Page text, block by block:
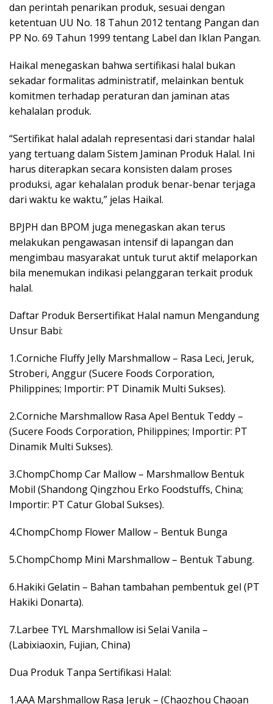
dan perintah penarikan produk, sesuai dengan
ketentuan UU No. 18 Tahun 2012 tentang Pangan dan
PP No. 69 Tahun 1999 tentang Label dan Iklan Pangan.
Haikal menegaskan bahwa sertifikasi halal bukan
sekadar formalitas administratif, melainkan bentuk
komitmen terhadap peraturan dan jaminan atas
kehalalan produk.
“Sertifikat halal adalah representasi dari standar halal
yang tertuang dalam Sistem Jaminan Produk Halal. Ini
harus diterapkan secara konsisten dalam proses
produksi, agar kehalalan produk benar-benar terjaga
dari waktu ke waktu,” jelas Haikal.
BPJPH dan BPOM juga menegaskan akan terus
melakukan pengawasan intensif di lapangan dan
mengimbau masyarakat untuk turut aktif melaporkan
bila menemukan indikasi pelanggaran terkait produk
halal.
Daftar Produk Bersertifikat Halal namun Mengandung
Unsur Babi:
1.Corniche Fluffy Jelly Marshmallow – Rasa Leci, Jeruk,
Stroberi, Anggur (Sucere Foods Corporation,
Philippines; Importir: PT Dinamik Multi Sukses).
2.Corniche Marshmallow Rasa Apel Bentuk Teddy –
(Sucere Foods Corporation, Philippines; Importir: PT
Dinamik Multi Sukses).
3.ChompChomp Car Mallow – Marshmallow Bentuk
Mobil (Shandong Qingzhou Erko Foodstuffs, China;
Importir: PT Catur Global Sukses).
4.ChompChomp Flower Mallow – Bentuk Bunga
5.ChompChomp Mini Marshmallow – Bentuk Tabung.
6.Hakiki Gelatin – Bahan tambahan pembentuk gel (PT
Hakiki Donarta).
7.Larbee TYL Marshmallow isi Selai Vanila –
(Labixiaoxin, Fujian, China)
Dua Produk Tanpa Sertifikasi Halal:
1.AAA Marshmallow Rasa Jeruk – (Chaozhou Chaoan